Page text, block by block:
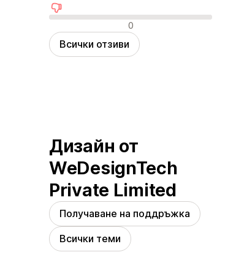
Отрицателни отзиви
0
Всички отзиви
Дизайн от
WeDesignTech
Private Limited
Получаване на поддръжка
Всички теми